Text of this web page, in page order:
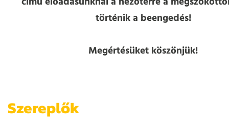
történik a beengedés!
Megértésüket köszönjük!
Szereplők